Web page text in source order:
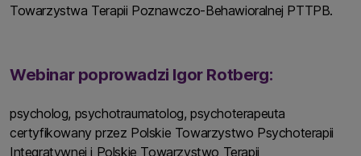
Towarzystwa Terapii Poznawczo-Behawioralnej PTTPB.
Webinar poprowadzi Igor Rotberg:
psycholog, psychotraumatolog, psychoterapeuta
certyfikowany przez Polskie Towarzystwo Psychoterapii
Integratywnej i Polskie Towarzystwo Terapii